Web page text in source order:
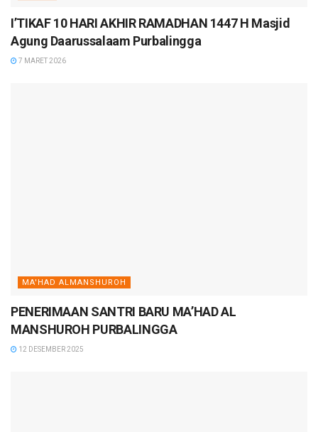
I’TIKAF 10 HARI AKHIR RAMADHAN 1447 H Masjid
Agung Daarussalaam Purbalingga
7 MARET 2026
MA'HAD ALMANSHUROH
PENERIMAAN SANTRI BARU MA’HAD AL
MANSHUROH PURBALINGGA
12 DESEMBER 2025